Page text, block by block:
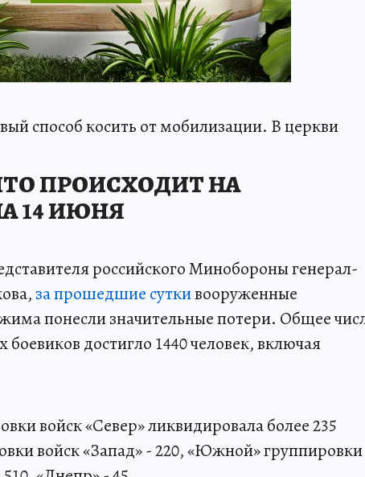
способ косить от мобилизации. В церкви
ПРОИСХОДИТ НА
14 ИЮНЯ
российского Минобороны генерал-
за прошедшие суткивооруженные
понесли значительные потери. Общее
достигло 1440 человек, включая
войск «Север» ликвидировала более 235
войск «Запад» - 220, «Южной»